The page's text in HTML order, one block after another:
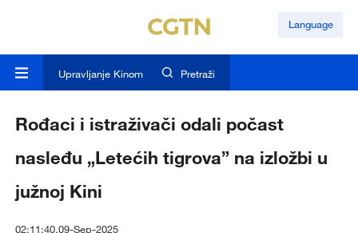
Language
Upravljanje Kinom Pretraži
Rođaci i istraživači odali počast
nasleđu „Letećih tigrova” na izložbi u
južnoj Kini
02:11:40,09-Sep-2025